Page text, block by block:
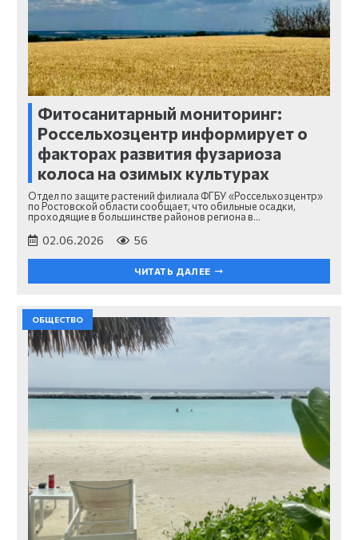
Фитосанитарный мониторинг:
Россельхозцентр информирует о
факторах развития фузариоза
колоса на озимых культурах
Отдел по защите растений филиала ФГБУ «Россельхозцентр»
по Ростовской области сообщает, что обильные осадки,
проходящие в большинстве районов региона в…
02.06.2026 56
ЧИТАТЬ ДАЛЕЕ
ОБЩЕСТВО